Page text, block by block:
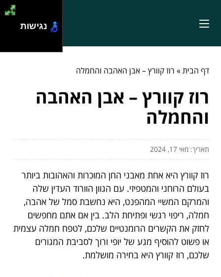
דף הבית» רוז קוורץ – אבן האהבה והחמלה
רוז קוורץ – אבן האהבה
והחמלה
תאריך: מאי 17, 2024
רוז קוורץ היא אחת מאבני החן המוכרות והאהובות ביותר
בעולם הרוחני והמטפיזי. עם הגוון הוורוד העדין שלה
והמרקם המשיי המהפנט, היא נחשבת סמל של אהבה,
חמלה, ריפוי רגשי ופתיחת הלב. בין אם אתם מחפשים
לחזק את הקשרים הרומנטיים שלכם, לטפח חמלה עצמית
או פשוט להוסיף מגע של יופי ורוך לסביבת המגורים
שלכם, רוז קוורץ היא בחירה מושלמת.
נגישות